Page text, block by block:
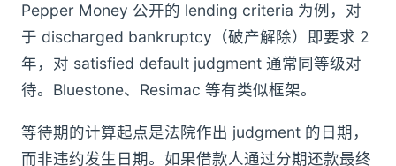
Pepper Money 公开的 lending criteria 为例，对
于 discharged bankruptcy（破产解除）即要求 2
年，对 satisfied default judgment 通常同等级对
待。Bluestone、Resimac 等有类似框架。
等待期的计算起点是法院作出 judgment 的日期，
而非违约发生日期。如果借款人通过分期还款最终